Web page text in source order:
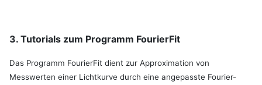
3. Tutorials zum Programm FourierFit
Das Programm FourierFit dient zur Approximation von
Messwerten einer Lichtkurve durch eine angepasste Fourier-